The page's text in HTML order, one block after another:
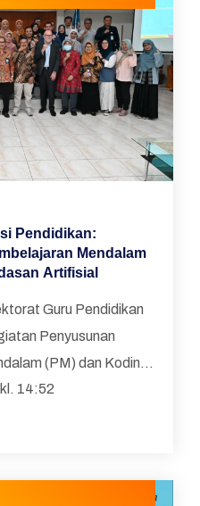
Pendidikan:
Mendalam
Artifisial
Guru Pendidikan
Penyusunan
(PM) dan Koding
sebagai bagian
14:52